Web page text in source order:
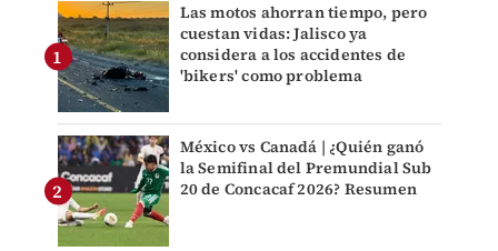
Las motos ahorran tiempo, pero
cuestan vidas: Jalisco ya
considera a los accidentes de
'bikers' como problema
México vs Canadá | ¿Quién ganó
la Semifinal del Premundial Sub
20 de Concacaf 2026? Resumen